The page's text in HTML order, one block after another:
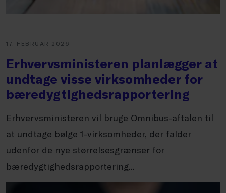
17. FEBRUAR 2026
Erhvervsministeren planlægger at
undtage visse virksomheder for
bæredygtighedsrapportering
Erhvervsministeren vil bruge Omnibus-aftalen til
at undtage bølge 1-virksomheder, der falder
udenfor de nye størrelsesgrænser for
bæredygtighedsrapportering...